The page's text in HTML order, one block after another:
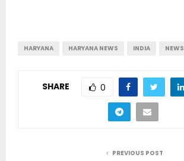
HARYANA HARYANA NEWS INDIA NEWS
SHARE 0
PREVIOUS POST